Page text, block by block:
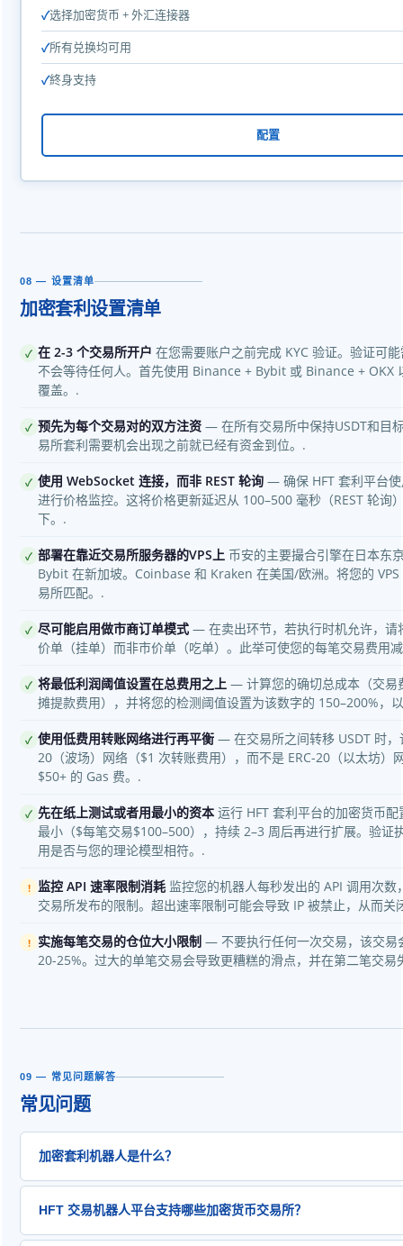
选择加密货币 + 外汇连接器
所有兑换均可用
終身支持
配置
08 — 设置清单
加密套利设置清单
✓ 在 2-3 个交易所开户 在您需要账户之前完成 KYC 验证。验证可
不会等待任何人。首先使用 Binance + Bybit 或 Binance + OKX
覆盖。.
✓ 预先为每个交易对的双方注资 — 在所有交易所中保持USDT和目
易所套利需要机会出现之前就已经有资金到位。.
✓ 使用 WebSocket 连接，而非 REST 轮询 — 确保 HFT 套利平台
进行价格监控。这将价格更新延迟从 100–500 毫秒（REST 轮询
下。.
✓ 部署在靠近交易所服务器的VPS上 币安的主要撮合引擎在日本东
Bybit 在新加坡。Coinbase 和 Kraken 在美国/欧洲。将您的
易所匹配。.
✓ 尽可能启用做市商订单模式 — 在卖出环节，若执行时机允许，请
价单（挂单）而非市价单（吃单）。此举可使您的每笔交易费用
✓ 将最低利润阈值设置在总费用之上 — 计算您的确切总成本（交易
摊提款费用），并将您的检测阈值设置为该数字的 150–200%，
✓ 使用低费用转账网络进行再平衡 — 在交易所之间转移 USDT 时，
20（波场）网络（$1 次转账费用），而不是 ERC-20（以太坊）
$50+ 的 Gas 费。.
✓ 先在纸上测试或者用最小的资本 运行 HFT 套利平台的加密货币
最小（$每笔交易$100–500），持续 2–3 周后再进行扩展。验证
用是否与您的理论模型相符。.
! 监控 API 速率限制消耗 监控您的机器人每秒发出的 API 调用次数
交易所发布的限制。超出速率限制可能会导致 IP 被禁止，从而关
! 实施每笔交易的仓位大小限制 — 不要执行任何一次交易，该交易
20-25%。过大的单笔交易会导致更糟糕的滑点，并在第二笔交易
09 — 常见问题解答
常见问题
加密套利机器人是什么？
加密货币套利机器人是一种自动化软件，它可以持续监控多个加
HFT 交易机器人平台支持哪些加密货币交易所？